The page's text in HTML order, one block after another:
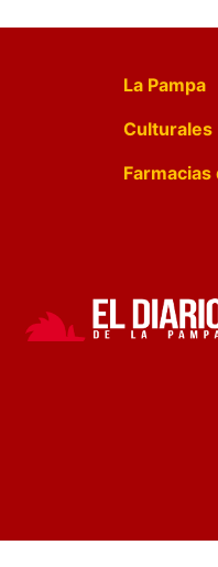
La Pampa
Culturales